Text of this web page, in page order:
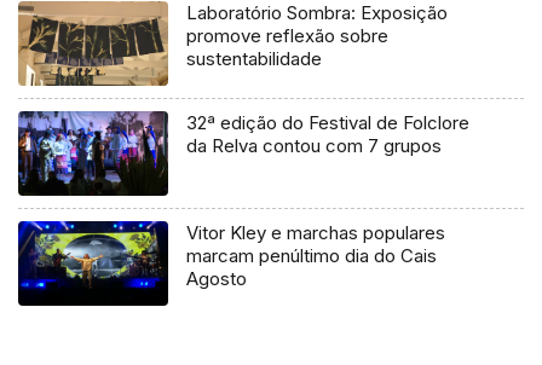
Laboratório Sombra: Exposição
promove reflexão sobre
sustentabilidade
32ª edição do Festival de Folclore
da Relva contou com 7 grupos
Vitor Kley e marchas populares
marcam penúltimo dia do Cais
Agosto